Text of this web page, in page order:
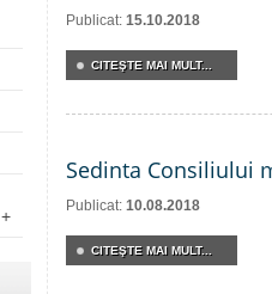
+
Publicat: 15.10.2018
CITEŞTE MAI MULT...
Sedinta Consiliului
Publicat: 10.08.2018
CITEŞTE MAI MULT...